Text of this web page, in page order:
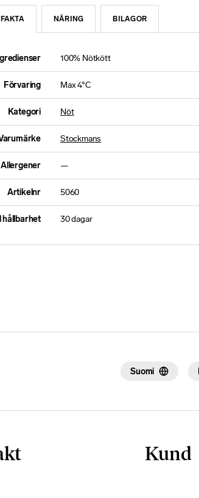
NÄRING BILAGOR
100% Nötkött
Förvaring Max 4°C
Kategori Nöt
Stockmans
Allergener —
Artikelnr 5060
hållbarhet 30 dagar
Suomi
Kund